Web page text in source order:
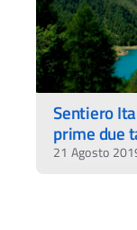
Sentiero
prime due
21 Agosto